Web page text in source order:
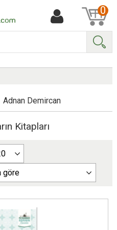
0
Adnan Demircan
Kitapları